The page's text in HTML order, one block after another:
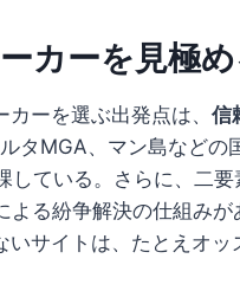
カーを見極
ーを選ぶ出発点は、 信
タMGA、マン島などの
している。さらに、二
よる紛争解決の仕組み
サイトは、たとえオッ